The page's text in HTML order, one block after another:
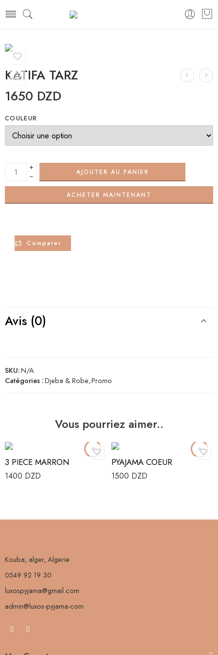
KATIFA TARZ
1650 DZD
COULEUR
+
−
AJOUTER AU PANIER
ACHETER MAINTENANT
Comparer
Avis (0)
SKU:N/A
Catégories :Djeba & Robe,Promo
Vous pourriez aimer..
3 PIECE MARRON
1400 DZD
PYAJAMA COEUR
1500 DZD
,40
Kouba, alger, Algerie
0549 92 19 30
luxospyjama@gmail.com
admin@luxos-pyjama-com